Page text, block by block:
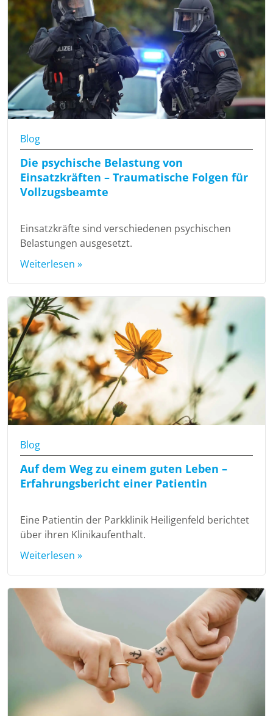
Blog
Die psychische Belastung von
Einsatzkräften – Traumatische Folgen für
Vollzugsbeamte
Einsatzkräfte sind verschiedenen psychischen
Belastungen ausgesetzt.
Weiterlesen »
Blog
Auf dem Weg zu einem guten Leben –
Erfahrungsbericht einer Patientin
Eine Patientin der Parkklinik Heiligenfeld berichtet
über ihren Klinikaufenthalt.
Weiterlesen »